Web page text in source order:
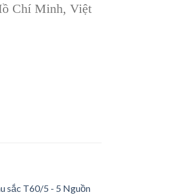
Chí Minh, Việt